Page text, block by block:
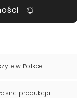
w Polsce
produkcja